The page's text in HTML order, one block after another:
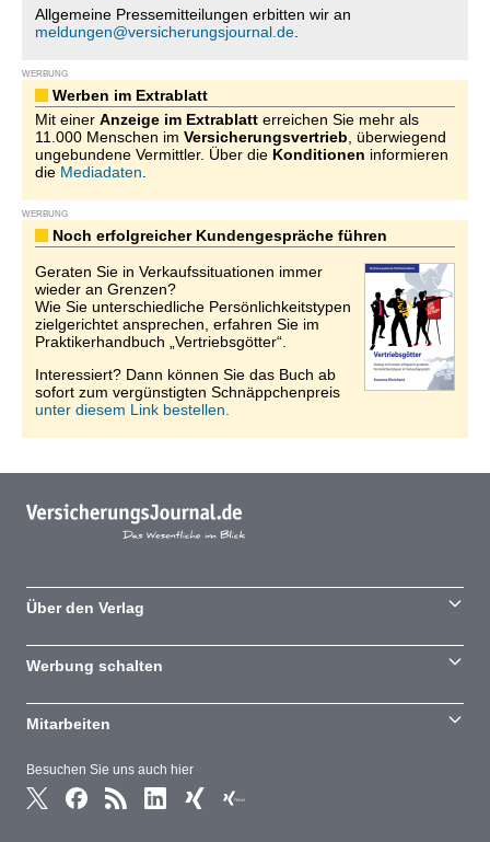
Allgemeine Pressemitteilungen erbitten wir an
meldungen@versicherungsjournal.de
WERBUNG
Werben im Extrablatt
Mit einer Anzeige im Extrablatt erreichen Sie mehr als
11.000 Menschen im Versicherungsvertrieb , überwiegend
ungebundene Vermittler. Über die Konditionen informieren
die Mediadaten
WERBUNG
Noch erfolgreicher Kundengespräche führen
Geraten Sie in Verkaufssituationen immer
wieder an Grenzen?
Wie Sie unterschiedliche Persönlichkeitstypen
zielgerichtet ansprechen, erfahren Sie im
Praktikerhandbuch „Vertriebsgötter“.
Interessiert? Dann können Sie das Buch ab
sofort zum vergünstigten Schnäppchenpreis
unter diesem Link bestellen.
Besuchen Sie uns auch hier
Über den Verlag
Werbung schalten
Mitarbeiten